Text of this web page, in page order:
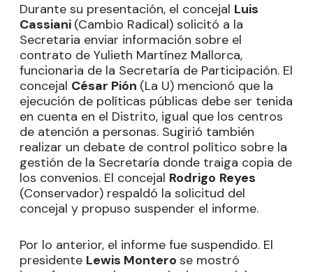
Durante su presentación, el concejal Luis
Cassiani (Cambio Radical) solicitó a la
Secretaria enviar información sobre el
contrato de Yulieth Martínez Mallorca,
funcionaria de la Secretaría de Participación. El
concejal César Pión (La U) mencionó que la
ejecución de políticas públicas debe ser tenida
en cuenta en el Distrito, igual que los centros
de atención a personas. Sugirió también
realizar un debate de control político sobre la
gestión de la Secretaría donde traiga copia de
los convenios. El concejal Rodrigo Reyes
(Conservador) respaldó la solicitud del
concejal y propuso suspender el informe.
Por lo anterior, el informe fue suspendido. El
presidente Lewis Montero se mostró